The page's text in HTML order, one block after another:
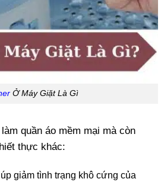
Ở Máy Giặt Là Gì
quần áo mềm mại mà còn
thực khác:
giảm tình trạng khô cứng của